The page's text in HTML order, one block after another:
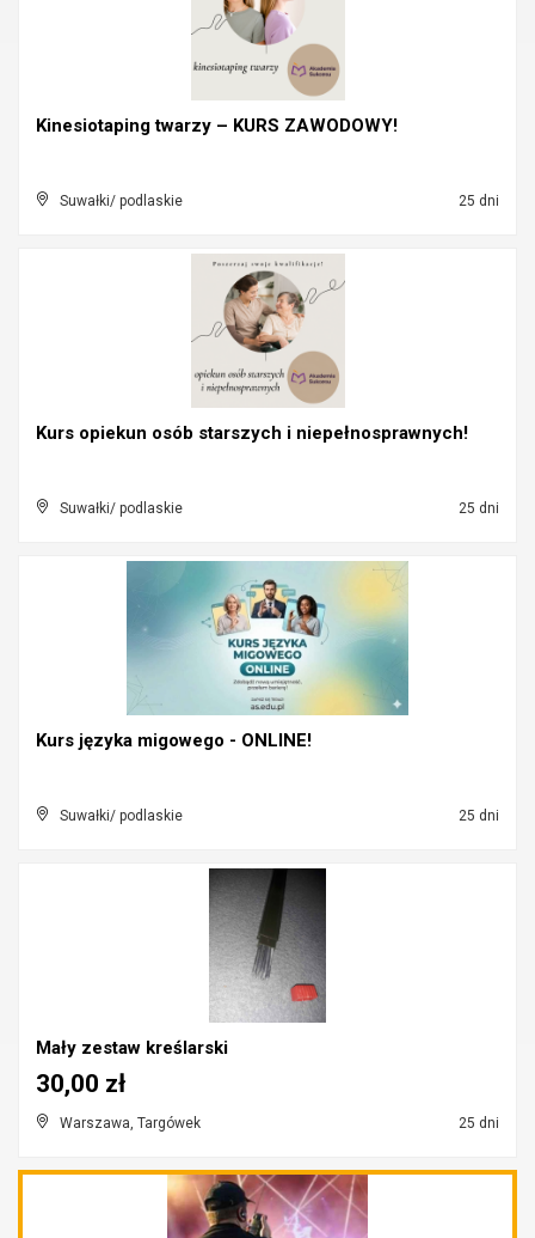
Kinesiotaping twarzy – KURS ZAWODOWY!
Suwałki/ podlaskie 25 dni
Kurs opiekun osób starszych i niepełnosprawnych!
Suwałki/ podlaskie 25 dni
Kurs języka migowego - ONLINE!
Suwałki/ podlaskie 25 dni
Mały zestaw kreślarski
Warszawa, Targówek 25 dni
30,00 zł